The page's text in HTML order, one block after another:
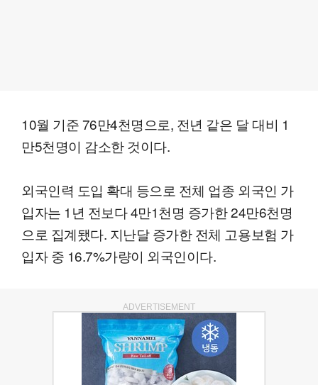
10월 기준 76만4천명으로, 전년 같은 달 대비 1
만5천명이 감소한 것이다.
외국인력 도입 확대 등으로 전체 업종 외국인 가
입자는 1년 전보다 4만1천명 증가한 24만6천명
으로 집계됐다. 지난달 증가한 전체 고용보험 가
입자 중 16.7%가량이 외국인이다.
ADVERTISEMENT